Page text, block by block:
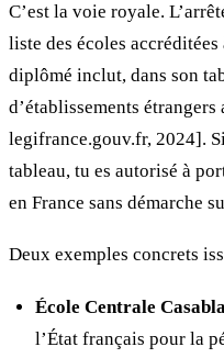
C’est la voie royale.
liste des écoles
diplômé inclut, dans son
d’établissements
legifrance.gouv.fr, 2024].
tableau, tu es autorisé à
en France sans démarche
Deux exemples concrets
École Centrale
l’État français pour la